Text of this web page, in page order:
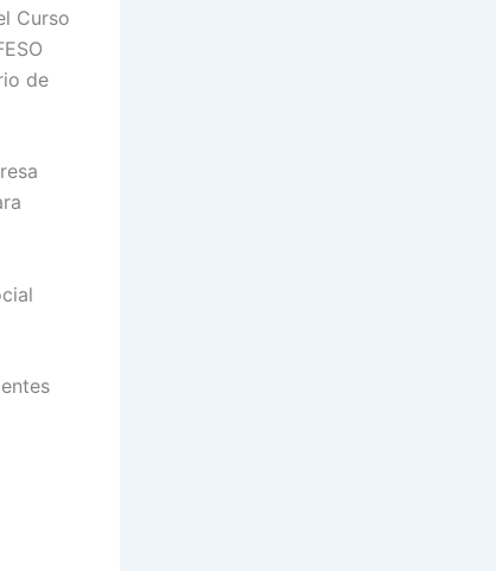
Curso
de